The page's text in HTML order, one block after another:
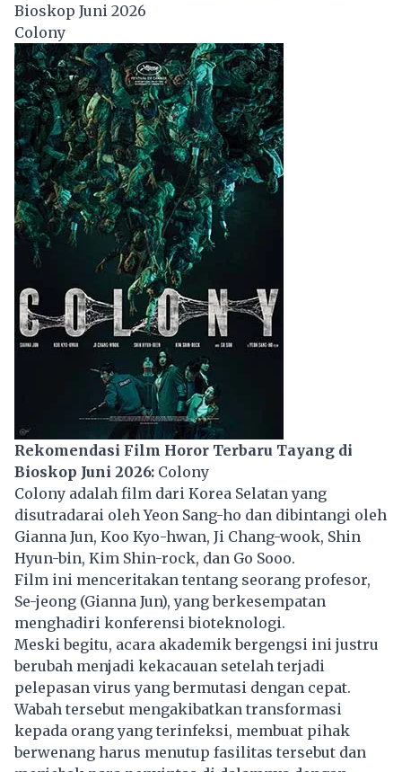
Bioskop Juni 2026
Colony
Rekomendasi Film Horor Terbaru Tayang di
Bioskop Juni 2026: Colony
Colony adalah film dari Korea Selatan yang
disutradarai oleh Yeon Sang-ho dan dibintangi oleh
Gianna Jun, Koo Kyo-hwan, Ji Chang-wook, Shin
Hyun-bin, Kim Shin-rock, dan Go Sooo.
Film ini menceritakan tentang seorang profesor,
Se-jeong (Gianna Jun), yang berkesempatan
menghadiri konferensi bioteknologi.
Meski begitu, acara akademik bergengsi ini justru
berubah menjadi kekacauan setelah terjadi
pelepasan virus yang bermutasi dengan cepat.
Wabah tersebut mengakibatkan transformasi
kepada orang yang terinfeksi, membuat pihak
berwenang harus menutup fasilitas tersebut dan